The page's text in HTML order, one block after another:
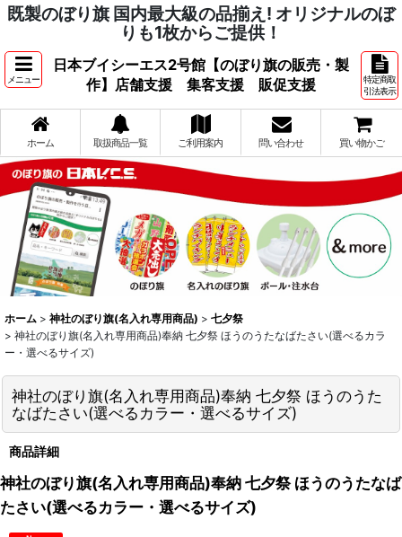
既製のぼり旗 国内最大級の品揃え! オリジナルのぼ
りも1枚からご提供！
メニュー
日本ブイシーエス2号館【のぼり旗の販売・製
作】店舗支援 集客支援 販促支援
特定商取
引法表示
ホーム 取扱商品一覧 ご利用案内 問い合わせ 買い物かご
ホーム > 神社のぼり旗(名入れ専用商品) > 七夕祭
> 神社のぼり旗(名入れ専用商品)奉納 七夕祭 ほうのうたなばたさい(選べるカラ
ー・選べるサイズ)
神社のぼり旗(名入れ専用商品)奉納 七夕祭 ほうのうた
なばたさい(選べるカラー・選べるサイズ)
商品詳細
神社のぼり旗(名入れ専用商品)奉納 七夕祭 ほうのうたなば
たさい(選べるカラー・選べるサイズ)